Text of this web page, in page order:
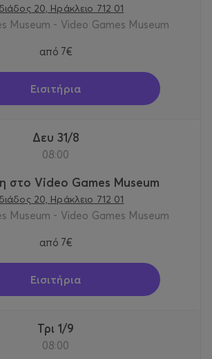
20, Ηράκλειο 712 01
Museum - Video Games Museum
από 7€
Εισιτήρια
Δευ 31/8
08:00
στο Video Games Museum
20, Ηράκλειο 712 01
Museum - Video Games Museum
από 7€
Εισιτήρια
Τρι 1/9
08:00